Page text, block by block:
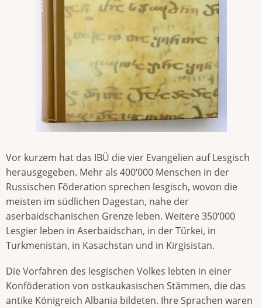
Vor kurzem hat das IBÜ die vier Evangelien auf Lesgisch
herausgegeben. Mehr als 400‘000 Menschen in der
Russischen Föderation sprechen lesgisch, wovon die
meisten im südlichen Dagestan, nahe der
aserbaidschanischen Grenze leben. Weitere 350‘000
Lesgier leben in Aserbaidschan, in der Türkei, in
Turkmenistan, in Kasachstan und in Kirgisistan.
Die Vorfahren des lesgischen Volkes lebten in einer
Konföderation von ostkaukasischen Stämmen, die das
antike Königreich Albania bildeten. Ihre Sprachen waren